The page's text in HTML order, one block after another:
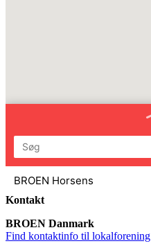
BROEN Horsens
Horsens
BROEN Frederikshavn
Frederikshavn
Kontakt
BROEN Danmark
Find kontaktinfo til lokalforening